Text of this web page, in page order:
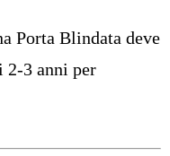
Porta Blindata deve
2-3 anni per